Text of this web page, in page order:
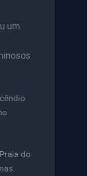
um
do